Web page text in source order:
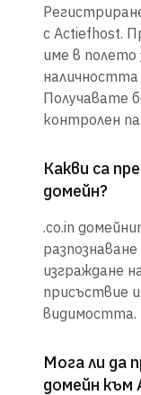
с Actiefhost.
име в
Получавате
контролен
Какви са
домейн?
.co.in
изграждане
присъствие и
видимостта.
Мога ли да
домейн към